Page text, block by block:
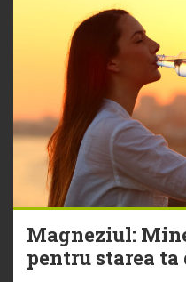
Magneziul:
pentru starea ta